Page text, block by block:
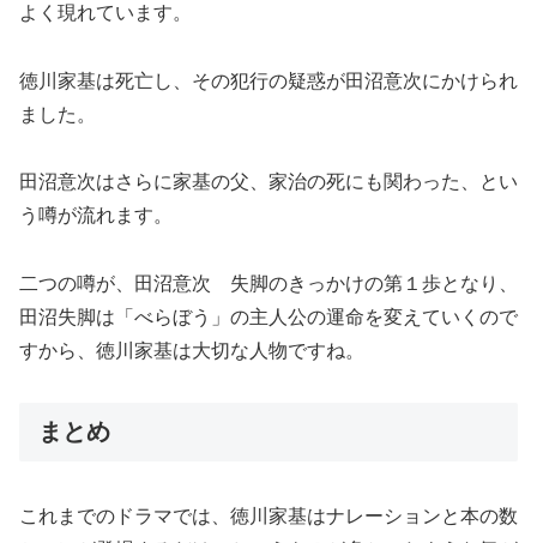
よく現れています。
徳川家基は死亡し、その犯行の疑惑が田沼意次にかけられ
ました。
田沼意次はさらに家基の父、家治の死にも関わった、とい
う噂が流れます。
二つの噂が、田沼意次 失脚のきっかけの第１歩となり、
田沼失脚は「べらぼう」の主人公の運命を変えていくので
すから、徳川家基は大切な人物ですね。
まとめ
これまでのドラマでは、徳川家基はナレーションと本の数